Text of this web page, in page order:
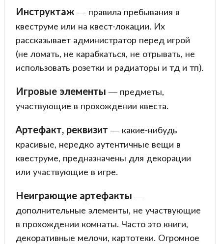
Инструктаж — правила пребывания в
квеструме или на квест-локации. Их
рассказывает администратор перед игрой
(не ломать, не карабкаться, не отрывать, не
использовать розетки и радиаторы и тд и тп).
Игровые элементы — предметы,
участвующие в прохождении квеста.
Артефакт, реквизит — какие-нибудь
красивые, нередко аутентичные вещи в
квеструме, предназначены для декорации
или участвующие в игре.
Неиграющие артефакты —
дополнительные элементы, не участвующие
в прохождении комнаты. Часто это книги,
декоративные мелочи, картотеки. Огромное